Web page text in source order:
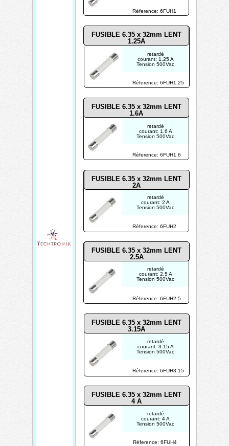
Réference: 6FUH3.15
retardé
courant: 3.15 A
Tension 500Vac
Réference: 6FUH1
retardé
courant: 2 A
Tension 500Vac
FUSIBLE 6.35 x 32mm LENT
2A
Réference: 6FUH2
FUSIBLE 6.35 x 32mm LENT
3.15A
Réference: 6FUH1.6
Réference: 6FUH2.5
Réference: 6FUH4
retardé
courant: 1.6 A
Tension 500Vac
retardé
courant: 2.5 A
Tension 500Vac
retardé
courant: 4 A
Tension 500Vac
FUSIBLE 6.35 x 32mm LENT
1.25A
FUSIBLE 6.35 x 32mm LENT
2.5A
FUSIBLE 6.35 x 32mm LENT
4 A
FUSIBLE 6.35 x 32mm LENT
1.6A
retardé
courant: 1.25 A
Tension 500Vac
Réference: 6FUH1.25